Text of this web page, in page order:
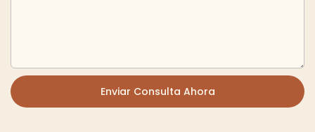
Enviar Consulta Ahora